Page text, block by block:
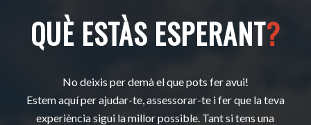
QUÈ ESTÀS ESPERANT?
No deixis per demà el que pots fer avui!
Estem aquí per ajudar-te, assessorar-te i fer que la teva
experiència sigui la millor possible. Tant si tens una